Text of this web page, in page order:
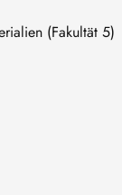
(Fakultät 5)